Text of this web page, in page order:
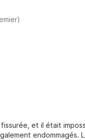
et il était
endommagés.